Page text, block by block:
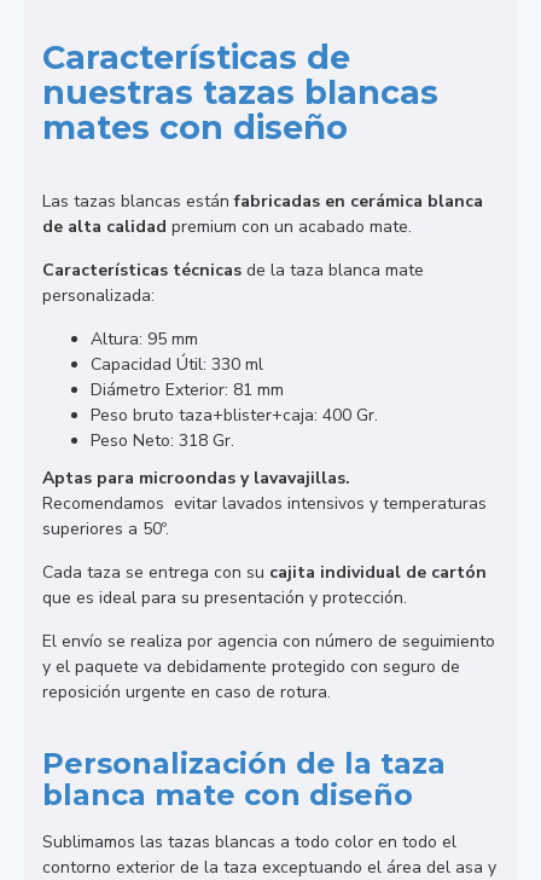
Características de
nuestras tazas blancas
mates con diseño
Las tazas blancas estánfabricadas en cerámica blanca
de alta calidad premium con un acabado mate.
Características técnicas de la taza blanca mate
personalizada:
Altura: 95 mm
Capacidad Útil: 330 ml
Diámetro Exterior: 81 mm
Peso bruto taza+blister+caja: 400 Gr.
Peso Neto: 318 Gr.
Aptas para microondas y lavavajillas.
Recomendamos evitar lavados intensivos y temperaturas
superiores a 50º.
Cada taza se entrega con su cajita individual de cartón
que es ideal para su presentación y protección.
El envío se realiza por agencia con número de seguimiento
y el paquete va debidamente protegido con seguro de
reposición urgente en caso de rotura.
Personalización de la taza
blanca mate con diseño
Sublimamos las tazas blancas a todo color en todo el
contorno exterior de la taza exceptuando el área del asa y